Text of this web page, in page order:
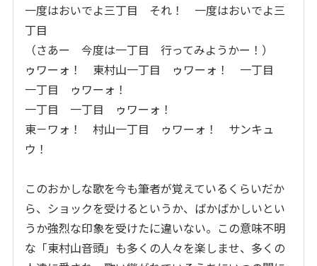
一度はおいでよ三丁目 それ！ 一度はおいでよ三
丁目
（さあー 今度は一丁目 行ってみようかー！）
ゥワーォ！ 東村山一丁目 ゥワーォ！ 一丁目
一丁目 ゥワーォ！
一丁目 一丁目 ゥワーォ！
東－ワォ！ 村山一丁目 ゥワーォ！ サンキュ
ウ！
このおかしな歌を今も筆者が覚えているくらいだか
ら、ショックを受けるというか、ばかばかしいとい
うか強烈な印象を受けたに違いない。この意味不明
な「東村山音頭」も多くの人々を楽しませ、多くの